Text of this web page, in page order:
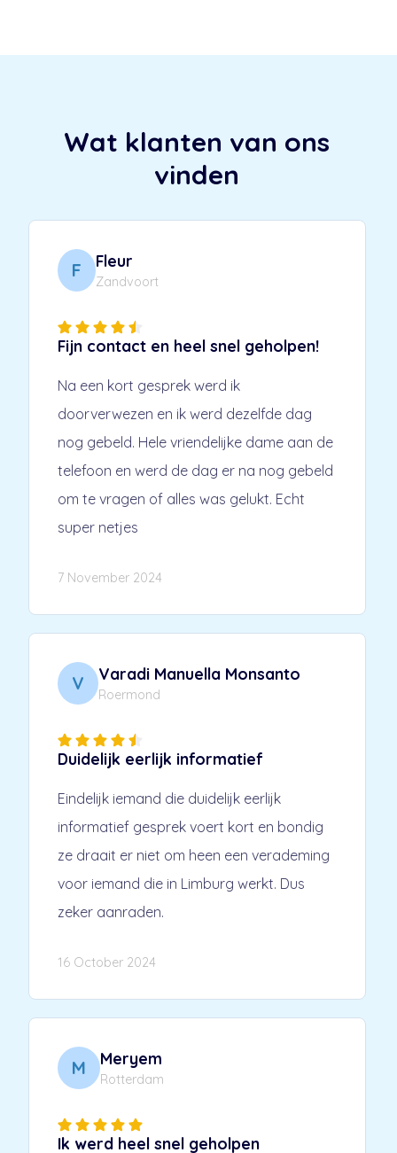
Wat klanten van ons
vinden
F Fleur
Zandvoort
Fijn contact en heel snel geholpen!
Na een kort gesprek werd ik
doorverwezen en ik werd dezelfde dag
nog gebeld. Hele vriendelijke dame aan de
telefoon en werd de dag er na nog gebeld
om te vragen of alles was gelukt. Echt
super netjes
7 November 2024
V Varadi Manuella Monsanto
Roermond
Duidelijk eerlijk informatief
Eindelijk iemand die duidelijk eerlijk
informatief gesprek voert kort en bondig
ze draait er niet om heen een verademing
voor iemand die in Limburg werkt. Dus
zeker aanraden.
16 October 2024
M Meryem
Rotterdam
Ik werd heel snel geholpen